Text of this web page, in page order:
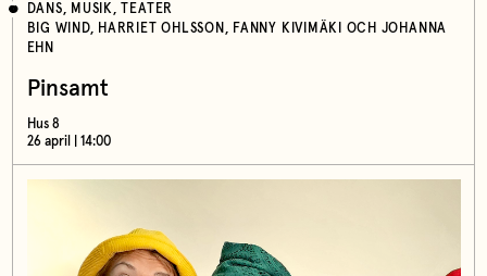
DANS, MUSIK, TEATER
BIG WIND, HARRIET OHLSSON, FANNY KIVIMÄKI OCH JOHANNA
EHN
Pinsamt
Hus 8
26 april | 14:00